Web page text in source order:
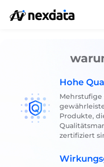
Hohe
Produkte,
zertifiziert